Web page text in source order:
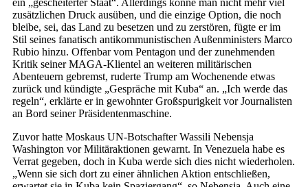
ein „gescheiterter Staat“. Allerdings könne man nicht mehr viel
zusätzlichen Druck ausüben, und die einzige Option, die noch
bleibe, sei, das Land zu besetzen und zu zerstören, fügte er im
Stil seines fanatisch antikommunistischen Außenministers Marco
Rubio hinzu. Offenbar vom Pentagon und der zunehmenden
Kritik seiner MAGA-Klientel an weiteren militärischen
Abenteuern gebremst, ruderte Trump am Wochenende etwas
zurück und kündigte „Gespräche mit Kuba“ an. „Ich werde das
regeln“, erklärte er in gewohnter Großspurigkeit vor Journalisten
an Bord seiner Präsidentenmaschine.
Zuvor hatte Moskaus UN-Botschafter Wassili Nebensja
Washington vor Militäraktionen gewarnt. In Venezuela habe es
Verrat gegeben, doch in Kuba werde sich dies nicht wiederholen.
„Wenn sie sich dort zu einer ähnlichen Aktion entschließen,